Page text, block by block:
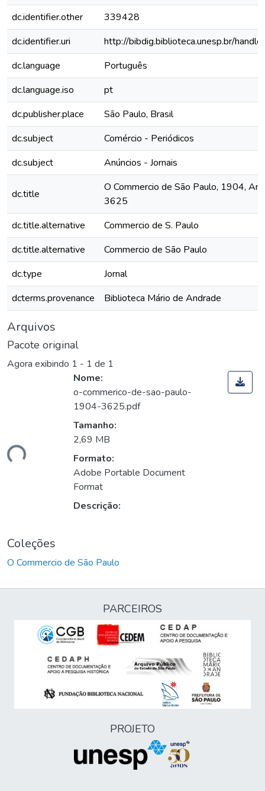
dc.identifier.other
339428
dc.identifier.uri
http://bibdig.biblioteca.unesp.br/
dc.language
Português
dc.language.iso
pt
dc.publisher.place
São Paulo, Brasil
dc.subject
Comércio - Periódicos
dc.subject
Anúncios - Jornais
dc.title
O Commercio de São Paulo, 1904,
3625
dc.title.alternative
Commercio de S. Paulo
dc.title.alternative
Commercio de São Paulo
dc.type
Jornal
dcterms.provenance
Biblioteca Mário de Andrade
Arquivos
Pacote original
Agora exibindo 1 - 1 de 1
Nome:
o-commerico-de-sao-paulo-
1904-3625.pdf
Tamanho:
2,69 MB
Formato:
Adobe Portable Document
Format
Descrição:
Coleções
O Commercio de São Paulo
PARCEIROS
PROJETO